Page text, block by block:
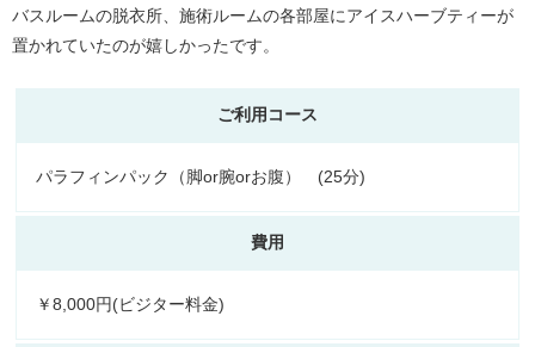
バスルームの脱衣所、施術ルームの各部屋にアイスハーブティーが
置かれていたのが嬉しかったです。
ご利用コース
パラフィンパック（脚or腕orお腹） (25分)
費用
￥8,000円(ビジター料金)